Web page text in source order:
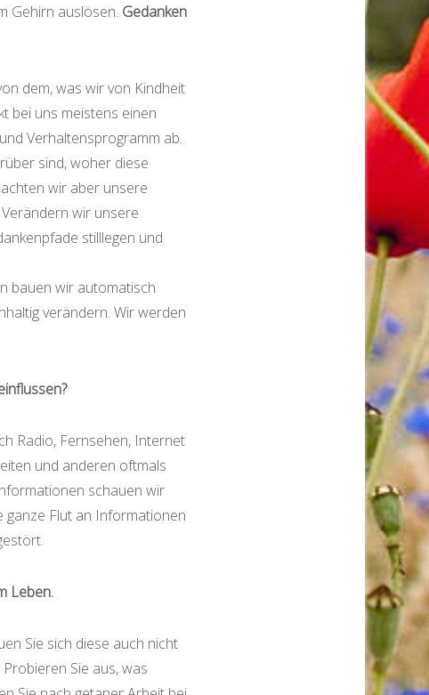
Gehirn auslösen. Gedanken
dem, was wir von Kindheit
bei uns meistens einen
Verhaltensprogramm ab.
sind, woher diese
wir aber unsere
wir unsere
stilllegen und
bauen wir automatisch
verändern. Wir werden
Radio, Fernsehen, Internet
und anderen oftmals
schauen wir
ganze Flut an Informationen
Leben.
Sie sich diese auch nicht
Sie aus, was